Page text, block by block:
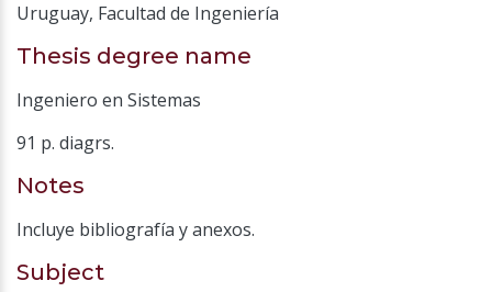
Uruguay, Facultad de Ingeniería
Thesis degree name
Ingeniero en Sistemas
91 p. diagrs.
Notes
Incluye bibliografía y anexos.
Subject